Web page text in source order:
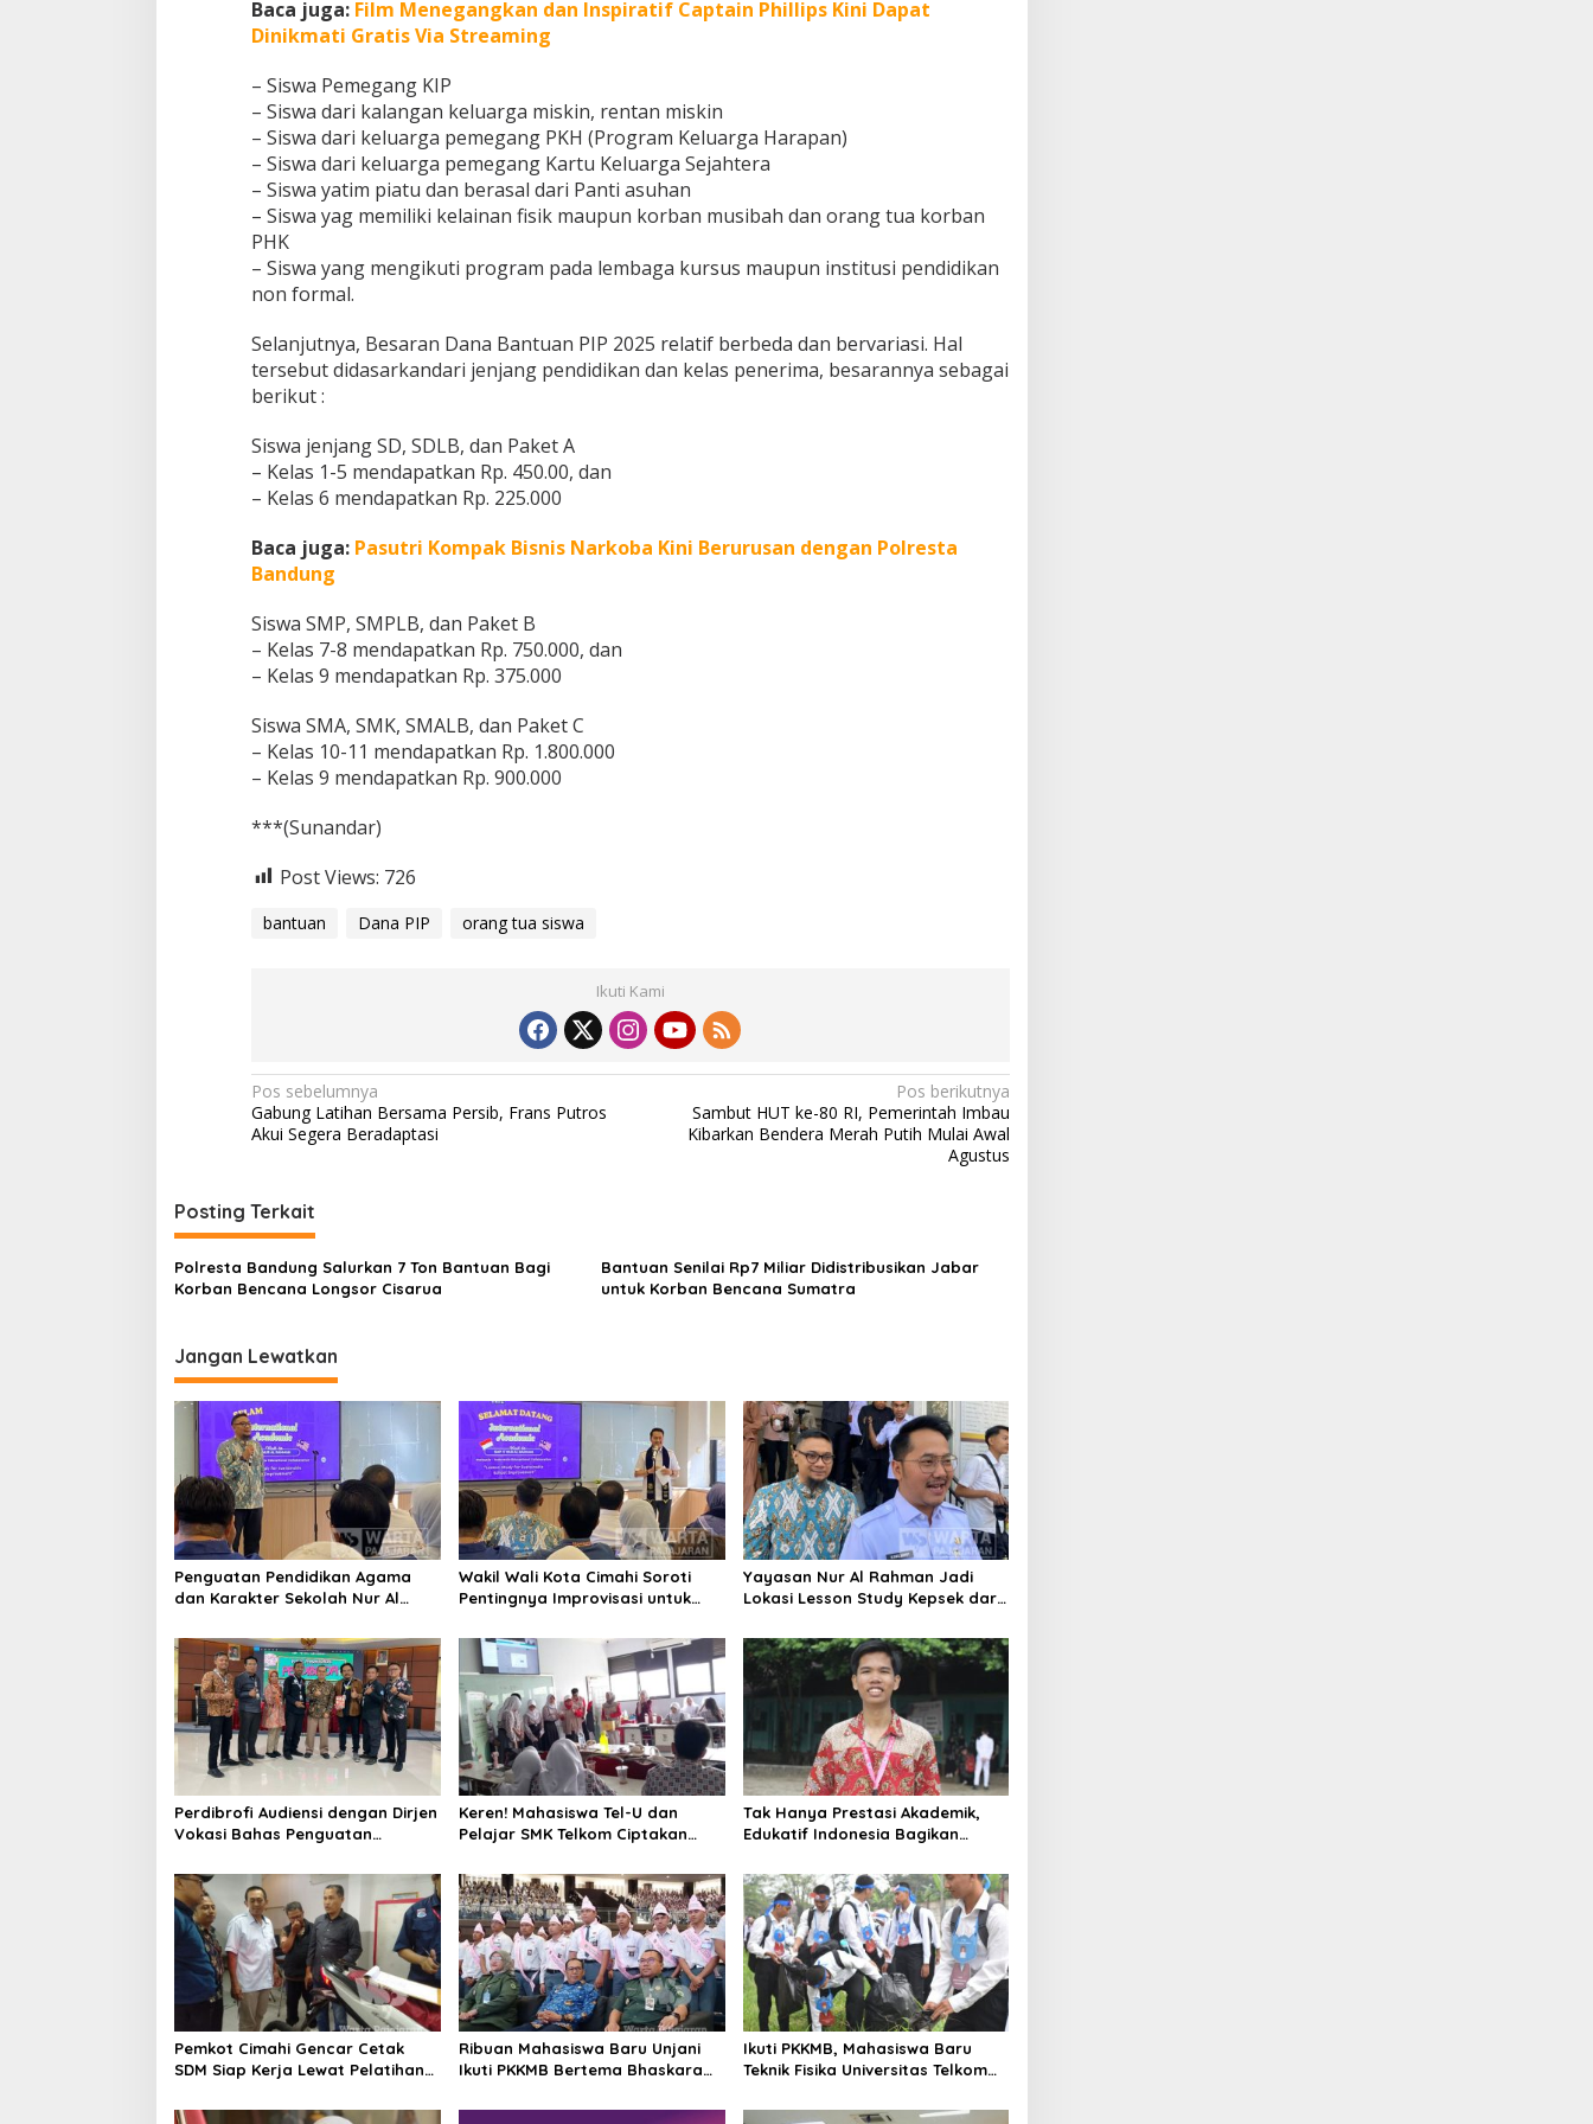
Baca juga: Film Menegangkan dan Inspiratif Captain Phillips Kini Dapat
Dinikmati Gratis Via Streaming
– Siswa Pemegang KIP
– Siswa dari kalangan keluarga miskin, rentan miskin
– Siswa dari keluarga pemegang PKH (Program Keluarga Harapan)
– Siswa dari keluarga pemegang Kartu Keluarga Sejahtera
– Siswa yatim piatu dan berasal dari Panti asuhan
– Siswa yag memiliki kelainan fisik maupun korban musibah dan orang tua korban
PHK
– Siswa yang mengikuti program pada lembaga kursus maupun institusi pendidikan
non formal.
Selanjutnya, Besaran Dana Bantuan PIP 2025 relatif berbeda dan bervariasi. Hal
tersebut didasarkandari jenjang pendidikan dan kelas penerima, besarannya sebagai
berikut :
Siswa jenjang SD, SDLB, dan Paket A
– Kelas 1-5 mendapatkan Rp. 450.00, dan
– Kelas 6 mendapatkan Rp. 225.000
Baca juga: Pasutri Kompak Bisnis Narkoba Kini Berurusan dengan Polresta
Bandung
Siswa SMP, SMPLB, dan Paket B
– Kelas 7-8 mendapatkan Rp. 750.000, dan
– Kelas 9 mendapatkan Rp. 375.000
Siswa SMA, SMK, SMALB, dan Paket C
– Kelas 10-11 mendapatkan Rp. 1.800.000
– Kelas 9 mendapatkan Rp. 900.000
***(Sunandar)
Post Views: 726
bantuan Dana PIP orang tua siswa
Ikuti Kami
N
a
i
g
a
s
p
o
s
Pos sebelumnya
Gabung Latihan Bersama Persib, Frans Putros
Akui Segera Beradaptasi
Pos berikutnya
Sambut HUT ke-80 RI, Pemerintah Imbau
Kibarkan Bendera Merah Putih Mulai Awal
Agustus
Posting Terkait
Polresta Bandung Salurkan 7 Ton Bantuan Bagi
Korban Bencana Longsor Cisarua
Bantuan Senilai Rp7 Miliar Didistribusikan Jabar
untuk Korban Bencana Sumatra
Jangan Lewatkan
Penguatan Pendidikan Agama
dan Karakter Sekolah Nur Al
Malaysia Tertarik
Mempelajarinya
Wakil Wali Kota Cimahi Soroti
Pentingnya Improvisasi untuk
Yayasan Nur Al Rahman Jadi
Lokasi Lesson Study Kepsek dari
Bangga
Perdibrofi Audiensi dengan Dirjen
Vokasi Bahas Penguatan
Film
Keren! Mahasiswa Tel-U dan
Pelajar SMK Telkom Ciptakan
Tak Hanya Prestasi Akademik,
Edukatif Indonesia Bagikan
Pemkot Cimahi Gencar Cetak
SDM Siap Kerja Lewat Pelatihan
Ribuan Mahasiswa Baru Unjani
Ikuti PKKMB Bertema Bhaskara
Gemilang
Ikuti PKKMB, Mahasiswa Baru
Teknik Fisika Universitas Telkom
Depan